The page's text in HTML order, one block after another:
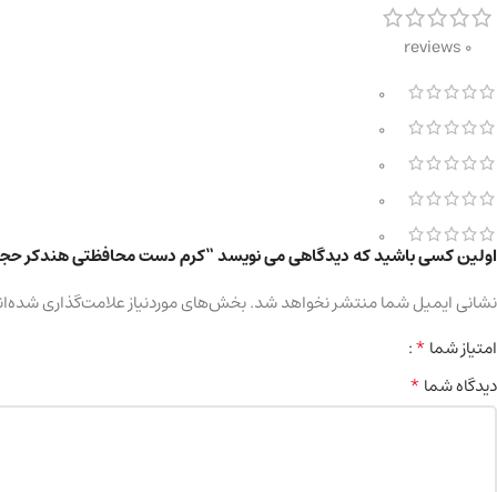
0 reviews
0
0
0
0
0
اولین کسی باشید که دیدگاهی می نویسد “کرم دست محافظتی هندکر حجم ۱۰۰ میلی
نشانی ایمیل شما منتشر نخواهد شد.بخش‌های موردنیاز علامت‌گذاری
امتیاز شما*
دیدگاه شما*